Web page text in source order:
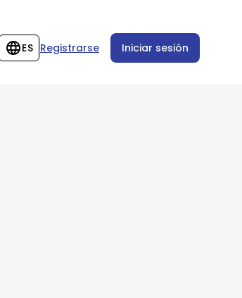
ES Registrarse Iniciar sesión